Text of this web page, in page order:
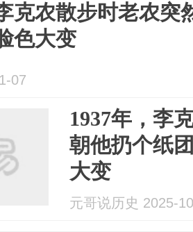
克农散步时老农突
色大变
07
1937年，李
朝他扔个纸
大变
元哥说历史 2025-